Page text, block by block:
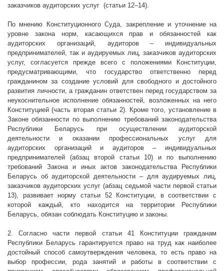
заказчиков аудиторских услуг (статьи 12–14).
По мнению Конституционного Суда, закрепление и уточнение на
уровне закона норм, касающихся прав и обязанностей как
аудиторских организаций, аудиторов – индивидуальных
предпринимателей, так и аудируемых лиц, заказчиков аудиторских
услуг, согласуется прежде всего с положениями Конституции,
предусматривающими, что государство ответственно перед
гражданином за создание условий для свободного и достойного
развития личности, а гражданин ответствен перед государством за
неукоснительное исполнение обязанностей, возложенных на него
Конституцией (часть вторая статьи 2). Кроме того, установление в
Законе обязанности по выполнению требований законодательства
Республики Беларусь при осуществлении аудиторской
деятельности и оказании профессиональных услуг для
аудиторских организаций и аудиторов – индивидуальных
предпринимателей (абзац второй статьи 10) и по выполнению
требований Закона и иных актов законодательства Республики
Беларусь об аудиторской деятельности – для аудируемых лиц,
заказчиков аудиторских услуг (абзац седьмой части первой статьи
13), развивает норму статьи 52 Конституции, в соответствии с
которой каждый, кто находится на территории Республики
Беларусь, обязан соблюдать Конституцию и законы.
2. Согласно части первой статьи 41 Конституции гражданам
Республики Беларусь гарантируется право на труд как наиболее
достойный способ самоутверждения человека, то есть право на
выбор профессии, рода занятий и работы в соответствии с